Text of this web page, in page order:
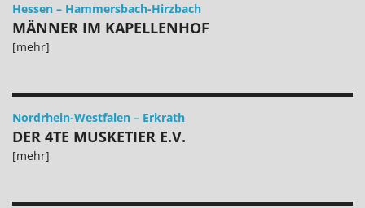
Hessen – Hammersbach-Hirzbach
MÄNNER IM KAPELLENHOF
[mehr]
Nordrhein-Westfalen – Erkrath
DER 4TE MUSKETIER E.V.
[mehr]